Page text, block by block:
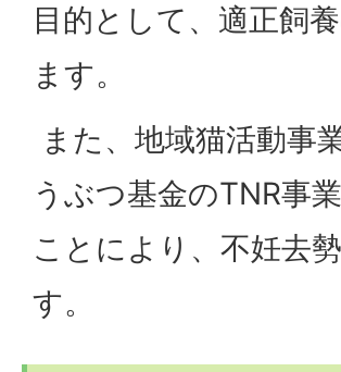
目的として、適正飼
ます。
また、地域猫活動事
うぶつ基金のTNR事
ことにより、不妊去
す。